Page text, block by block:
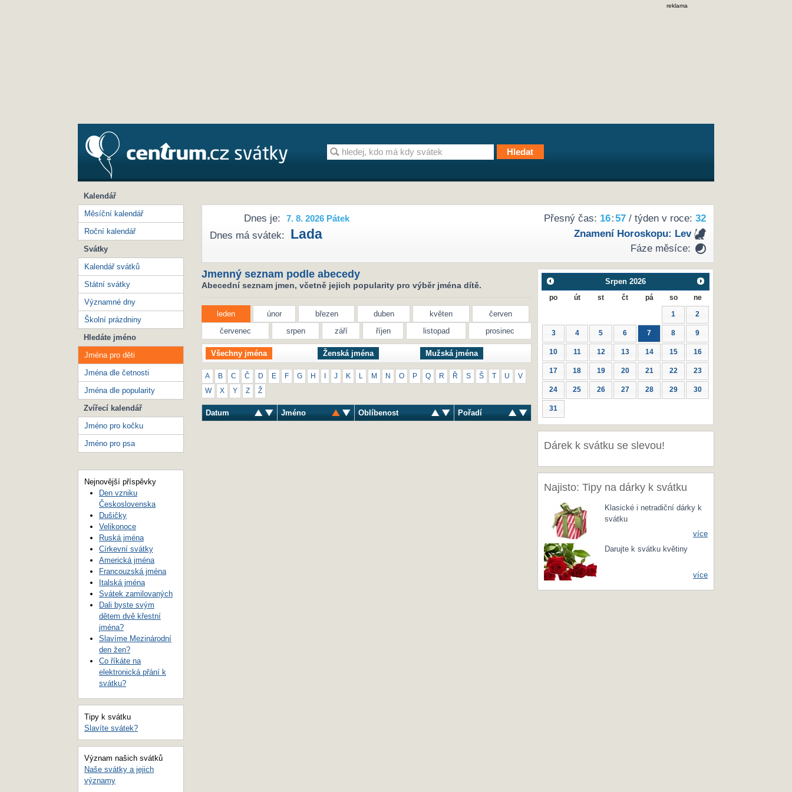
reklama
Přesný čas: 16:57/ týden v roce: 32
Znamení Horoskopu: Lev
Fáze měsíce:
Dnes je: 7. 8. 2026 Pátek
Dnes má svátek: Lada
Jmenný seznam podle abecedy
Abecední seznam jmen, včetně jejich popularity pro výběr jména dítě.
leden únor březen duben květen
červen
červenec
srpen září říjen listopad prosinec
Všechny jména Ženská jména Mužská jména
A B C Č D E F G H J K M N O P Q R Ř S Š U V
W X Y Z Ž
Datum Jméno Oblíbenost Pořadí
Srpen 2026
po út st čt pá so ne
1 2
3 4 5 6 7 8 9
10 11 12 13 14 15 16
17 18 19 20 21 22 23
24 25 26 27 28 29 30
31
Dárek k svátku se slevou!
Najisto: Tipy na dárky k svátku
Klasické i netradiční dárky k
svátku
více
Darujte k svátku květiny
více
Kalendář
Měsíční kalendář
Roční kalendář
Svátky
Kalendář svátků
Státní svátky
Významné dny
Školní prázdniny
Hledáte jméno
Jména pro děti
Jména dle četnosti
Jména dle popularity
Zvířecí kalendář
Jméno pro kočku
Jméno pro psa
Nejnovější příspěvky
Den vzniku
Československa
Dušičky
Velikonoce
Ruská jména
Církevní svátky
Americká jména
Francouzská jména
Italská jména
Svátek zamilovaných
Dali byste svým
dětem dvě křestní
jména?
Slavíme Mezinárodní
den žen?
Co říkáte na
elektronická přání k
svátku?
Tipy k svátku
Slavíte svátek?
Význam našich svátků
Naše svátky a jejich
významy